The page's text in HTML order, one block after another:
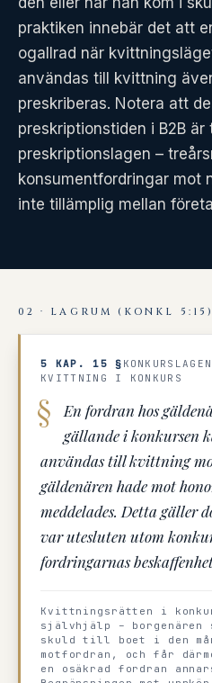
praktiken innebär det att
ogallrad när
användas till kvittning
preskriberas. Notera att
preskriptionstiden i B2B
preskriptionslagen –
konsumentfordringar mot
inte tillämplig mellan
02 · LAGRUM (KONKL 5:15)
5 KAP. 15 §
KVITTNING I KONKURS
En fordran hos
gällande i konkursen
användas till kvittning
gäldenären hade mot
meddelades. Detta gäller
var utesluten utom
fordringarnas
Kvittningsrätten i
självhjälp –
skuld till boet i den
motfordran, och får
en osäkrad fordran